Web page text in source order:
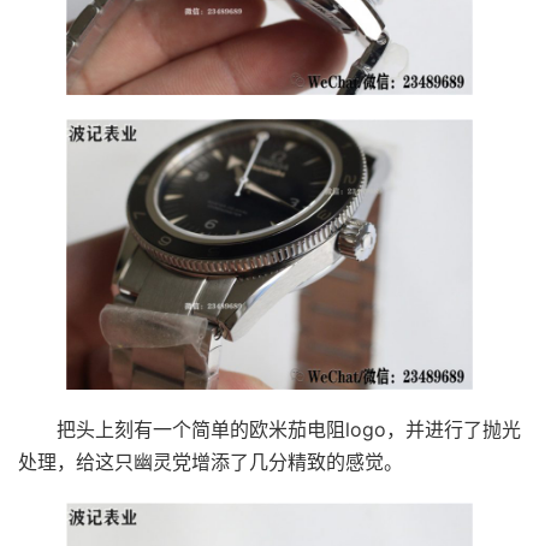
把头上刻有一个简单的欧米茄电阻logo，并进行了抛光
处理，给这只幽灵党增添了几分精致的感觉。